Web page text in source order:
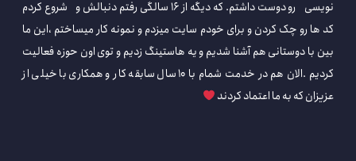
نویسی رو دوست داشتم. که دیگه از 16 سالگی رفتم دنبالش و شروع کردم
کد ها رو چک کردن و برای خودم سایت میزدم و نمونه کار میساختم ،این ما
بین با دوستانی هم آشنا شدیم و یه هاستینگ زدیم و توی اون حوزه فعالیت
کردیم .الان هم در خدمت شمام با 10 سال سابقه کار و همکاری با خیلی از
عزیزان که به ما اعتماد کردند